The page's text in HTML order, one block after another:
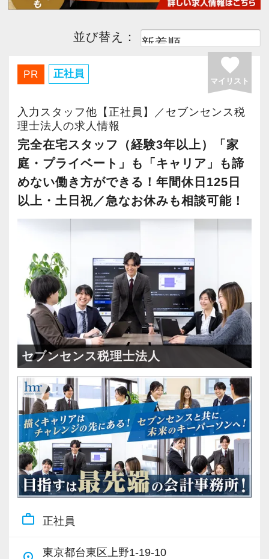
並び替え：
PR 正社員 favorite
マイリスト
入力スタッフ他【正社員】／セブンセンス税
理士法人の求人情報
完全在宅スタッフ（経験3年以上）「家
庭・プライベート」も「キャリア」も諦
めない働き方ができる！年間休日125日
以上・土日祝／急なお休みも相談可能！
セブンセンス税理士法人
work_outline 正社員
東京都台東区上野1-19-10